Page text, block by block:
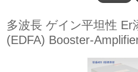
多波長 ゲイン平坦性 Er
(EDFA) Booster-